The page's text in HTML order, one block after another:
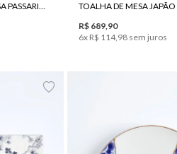
AÇUCAREIRO LE LIS CASA PASSARINHO
R$ 689 90
6x R$ 114, 98 sem juros